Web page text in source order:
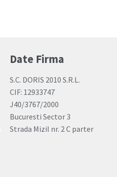
Date Firma
S.C. DORIS 2010 S.R.L.
CIF: 12933747
J40/3767/2000
Bucuresti Sector 3
Strada Mizil nr. 2 C parter